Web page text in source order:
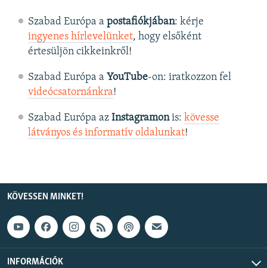
Szabad Európa a postafiókjában: kérje
ingyenes hírlevelünket, hogy elsőként
értesüljön cikkeinkről!
Szabad Európa a YouTube-on: iratkozzon fel
videócsatornánkra!
Szabad Európa az Instagramonis: kövesse
látványos és informatív oldalunkat! ​
KÖVESSEN MINKET!
INFORMÁCIÓK